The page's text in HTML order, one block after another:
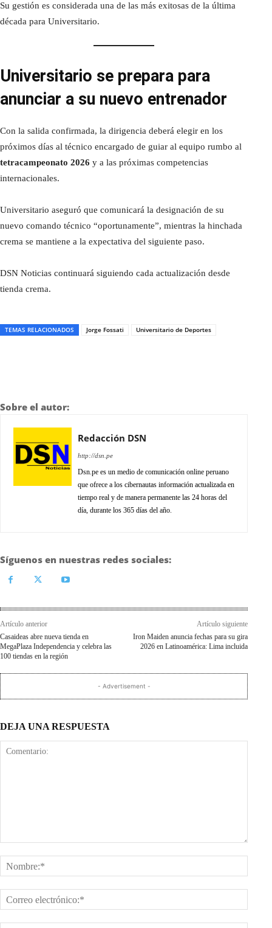
Su gestión es considerada una de las más exitosas de la última
década para Universitario.
Universitario se prepara para
anunciar a su nuevo entrenador
Con la salida confirmada, la dirigencia deberá elegir en los
próximos días al técnico encargado de guiar al equipo rumbo al
tetracampeonato 2026 y a las próximas competencias
internacionales.
Universitario aseguró que comunicará la designación de su
nuevo comando técnico “oportunamente”, mientras la hinchada
crema se mantiene a la expectativa del siguiente paso.
DSN Noticias continuará siguiendo cada actualización desde
tienda crema.
TEMAS RELACIONADOS Jorge Fossati Universitario de Deportes
Sobre el autor:
Redacción DSN
http://dsn.pe
Dsn.pe es un medio de comunicación online peruano
que ofrece a los cibernautas información actualizada en
tiempo real y de manera permanente las 24 horas del
día, durante los 365 días del año.
Síguenos en nuestras redes sociales:
Artículo anterior
Casaideas abre nueva tienda en
MegaPlaza Independencia y celebra las
100 tiendas en la región
Artículo siguiente
Iron Maiden anuncia fechas para su gira
2026 en Latinoamérica: Lima incluida
- Advertisement -
DEJA UNA RESPUESTA